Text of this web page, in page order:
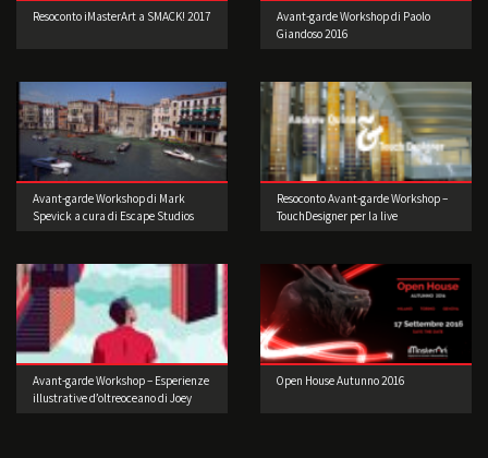
Resoconto iMasterArt a SMACK! 2017
Avant-garde Workshop di Paolo
Giandoso 2016
Avant-garde Workshop di Mark
Spevick a cura di Escape Studios
Resoconto Avant-garde Workshop –
TouchDesigner per la live
Avant-garde Workshop – Esperienze
illustrative d’oltreoceano di Joey
Open House Autunno 2016